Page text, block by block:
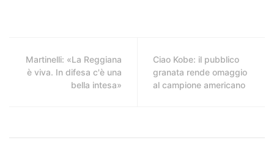
Martinelli: «La Reggiana
è viva. In difesa c'è una
bella intesa»
Ciao Kobe: il pubblico
granata rende omaggio
al campione americano